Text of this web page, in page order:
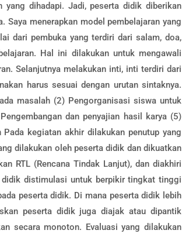
dihadapi. Jadi, peserta didik diberikan
Saya menerapkan model pembelajaran yang
dari pembuka yang terdiri dari salam, doa,
Hal ini dilakukan untuk mengawali
Selanjutnya melakukan inti, inti terdiri dari
harus sesuai dengan urutan sintaknya.
masalah (2) Pengorganisasi siswa untuk
dan penyajian hasil karya (5)
kegiatan akhir dilakukan penutup yang
dilakukan oleh peserta didik dan dikuatkan
RTL (Rencana Tindak Lanjut), dan diakhiri
didik distimulasi untuk berpikir tingkat tinggi
peserta didik. Di mana peserta didik lebih
peserta didik juga diajak atau dipantik
secara monoton. Evaluasi yang dilakukan